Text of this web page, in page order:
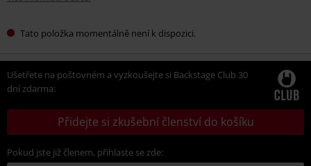
Tato položka momentálně není k dispozici.
Ušetřete na poštovném a vyzkoušejte si Backstage Club 30
dní zdarma:
Přidejte si zkušební členství do košíku
Pokud jste již členem, přihlaste se zde: